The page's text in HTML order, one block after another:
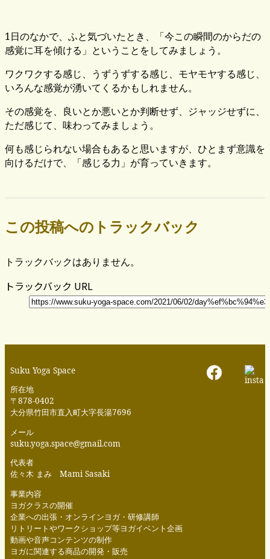
1日のなかで、ふと気づいたとき、「今この瞬間のからだの
感覚に耳を傾ける」ということをしてみましょう。
ワクワクする感じ、うずうずする感じ、モヤモヤする感じ、
いろんな感覚が湧いてくるかもしれません。
その感覚を、良いとか悪いとか判断せず、ジャッジせずに、
ただ感じて、味わってみましょう。
何も感じられない場合もあると思いますが、ひとまず意識を
向けるだけで、「感じる力」が育っていきます。
この投稿へのトラックバック
トラックバックはありません。
トラックバック URL
Suku Yoga Space
所在地
〒878-0402
大分県竹田市直入町大字長湯7696
メール
suku.yoga.space@gmail.com
代表者
佐々木 まみ Mami Sasaki
事業内容
ヨガクラスの開催
企業への出張・オンラインヨガ・研修講師
リトリートやワークショップ等ヨガイベント企画
動画や音声コンテンツの制作
ヨガに関連する商品の開発・販売